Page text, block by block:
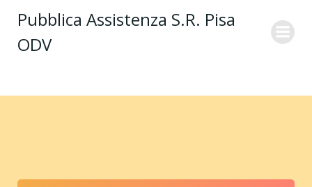
al
Pubblica Assistenza S.R. Pisa
ODV